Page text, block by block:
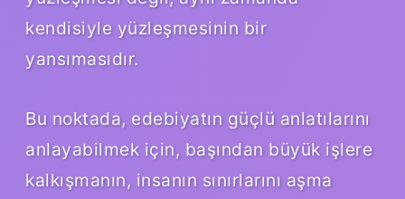
kendisiyle yüzleşmesinin bir
yansımasıdır.
Bu noktada, edebiyatın güçlü anlatılarını
anlayabilmek için, başından büyük işlere
kalkışmanın, insanın sınırlarını aşma